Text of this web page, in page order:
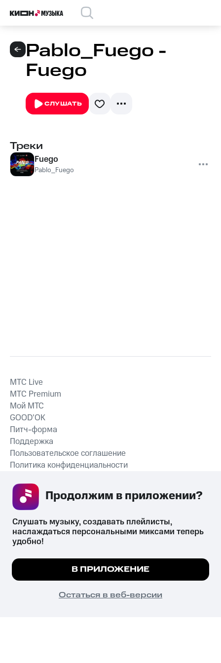
Pablo_Fuego -
Fuego
СЛУШАТЬ
Треки
Fuego
Pablo_Fuego
СКАЧАТЬ ПРИЛОЖЕНИЕ
MTС Live
MTС Premium
Мой МТС
GOOD’OK
Питч-форма
Поддержка
Пользовательское соглашение
Политика конфиденциальности
психотропных веществ, их аналогов причиняет вред здоровью,
их незаконный оборот запрещён и влечёт установленную
законодательством ответственность.
© 2026 ООО «КИОН».
Все права защищены
Мы используем куки, чтобы на сайте все
Подробнее
ПОНЯТНО
Слушать музыку, создавать плейлисты,
наслаждаться персональными миксами теперь
удобно!
В ПРИЛОЖЕНИЕ
Остаться в веб-версии